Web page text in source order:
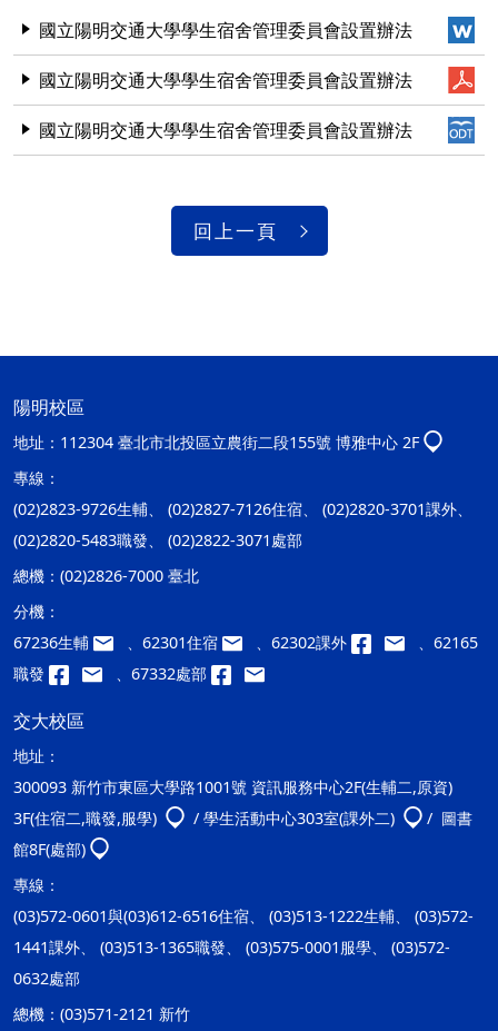
國立陽明交通大學學生宿舍管理委員會設置辦法
國立陽明交通大學學生宿舍管理委員會設置辦法
國立陽明交通大學學生宿舍管理委員會設置辦法
回上一頁
陽明校區
地址： 112304 臺北市北投區立農街二段155號 博雅中心 2F
專線：
(02)2823-9726生輔、 (02)2827-7126住宿、 (02)2820-3701課外、
(02)2820-5483職發、 (02)2822-3071處部
總機： (02)2826-7000 臺北
分機：
67236生輔
、62301住宿 、62302課外
、62165
職發
、67332處部
交大校區
地址：
300093 新竹市東區大學路1001號 資訊服務中心2F(生輔二,原資)
3F(住宿二,職發,服學)
/ 學生活動中心303室(課外二)
/ 圖書
館8F(處部)
專線：
(03)572-0601與(03)612-6516住宿、 (03)513-1222生輔、 (03)572-
1441課外、 (03)513-1365職發、 (03)575-0001服學、 (03)572-
0632處部
總機： (03)571-2121 新竹